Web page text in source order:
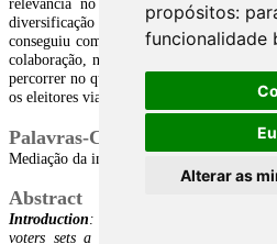
propósitos:
funcionalidade
Alterar as